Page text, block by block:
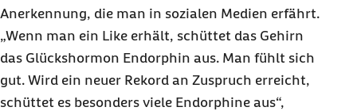
Anerkennung, die man in sozialen Medien erfährt.
„Wenn man ein Like erhält, schüttet das Gehirn
das Glückshormon Endorphin aus. Man fühlt sich
gut. Wird ein neuer Rekord an Zuspruch erreicht,
schüttet es besonders viele Endorphine aus“,